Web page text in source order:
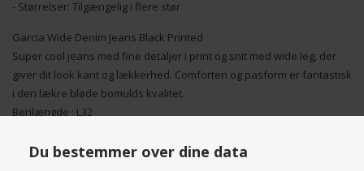
Du bestemmer over dine data
- Størrelser: Tilgængelig i flere stør
Garcia Wide Denim Jeans Black Printed
Super cool jeans med fine detaljer i print og snit med wide leg, der
giver dit look kant og lækkerhed. Comforten og pasform er fantastisk
i den lækre bløde bomulds kvalitet.
Benlængde : L32
Opdag den perfekte blanding af stil og komfort med de nye 'Garcia